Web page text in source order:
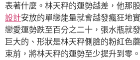
表著什麼。林天秤的運勢越差，他那
設計安放的單戀能量就會越發瘋狂地
戀愛運勢跌至百分之二十，張水瓶就
巨大的、形狀是林天秤側臉的粉紅色
束前，將林天秤的運勢至少提升到零